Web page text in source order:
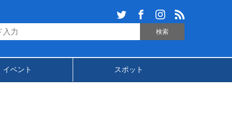
イベント スポット